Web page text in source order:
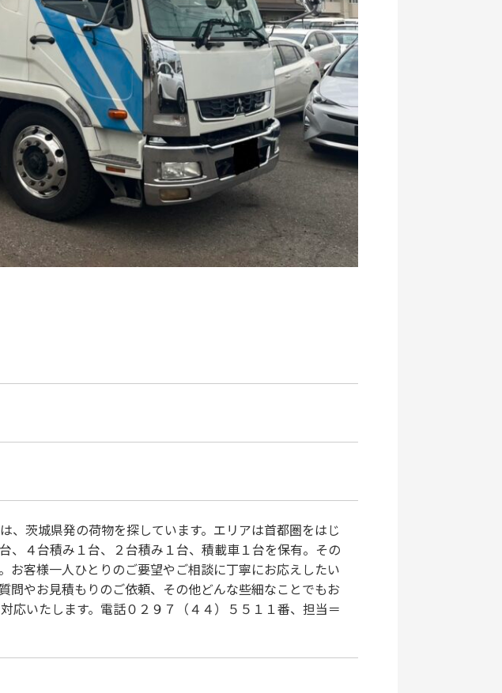
、茨城県発の荷物を探しています。エリアは首都圏をはじ
、４台積み１台、２台積み１台、積載車１台を保有。その
お客様一人ひとりのご要望やご相談に丁寧にお応えしたい
問やお見積もりのご依頼、その他どんな些細なことでもお
応いたします。電話０２９７（４４）５５１１番、担当＝